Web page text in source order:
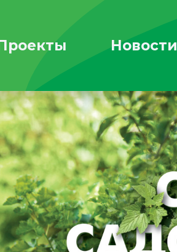
Новости